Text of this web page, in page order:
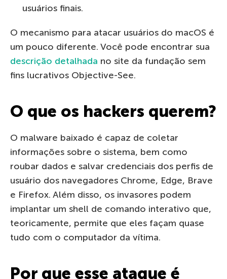
usuários finais.
O mecanismo para atacar usuários do macOS é
um pouco diferente. Você pode encontrar sua
descrição detalhada no site da fundação sem
fins lucrativos Objective-See.
O que os hackers querem?
O malware baixado é capaz de coletar
informações sobre o sistema, bem como
roubar dados e salvar credenciais dos perfis de
usuário dos navegadores Chrome, Edge, Brave
e Firefox. Além disso, os invasores podem
implantar um shell de comando interativo que,
teoricamente, permite que eles façam quase
tudo com o computador da vítima.
Por que esse ataque é